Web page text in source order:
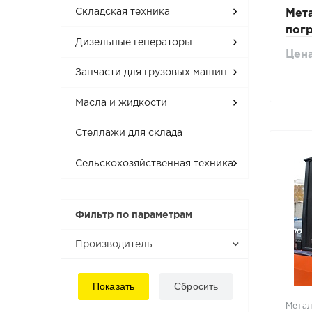
Складская техника
Дизельные генераторы
Запчасти для грузовых машин
Масла и жидкости
Стеллажи для склада
Сельскохозяйственная техника
Фильтр по параметрам
Производитель